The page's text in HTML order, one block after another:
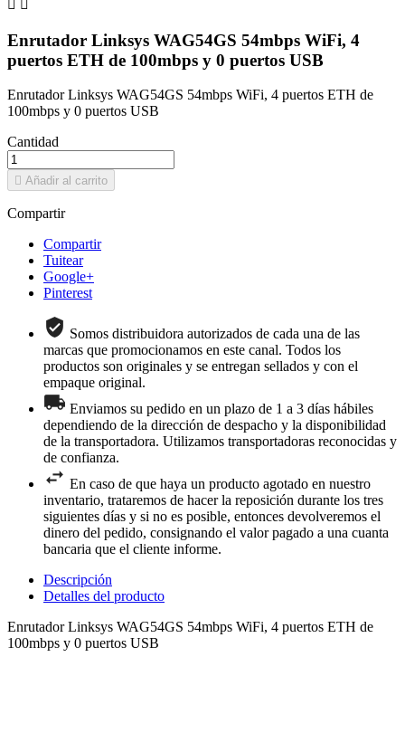
Enrutador Linksys WAG54GS 54mbps WiFi, 4
puertos ETH de 100mbps y 0 puertos USB
Enrutador Linksys WAG54GS 54mbps WiFi, 4 puertos ETH de
100mbps y 0 puertos USB
Cantidad
 Añadir al carrito
Compartir
Compartir
Tuitear
Google+
Pinterest
Somos distribuidora autorizados de cada una de las
marcas que promocionamos en este canal. Todos los
productos son originales y se entregan sellados y con el
empaque original.
Enviamos su pedido en un plazo de 1 a 3 días hábiles
dependiendo de la dirección de despacho y la disponibilidad
de la transportadora. Utilizamos transportadoras reconocidas y
de confianza.
En caso de que haya un producto agotado en nuestro
inventario, trataremos de hacer la reposición durante los tres
siguientes días y si no es posible, entonces devolveremos el
dinero del pedido, consignando el valor pagado a una cuanta
bancaria que el cliente informe.
Descripción
Detalles del producto
Enrutador Linksys WAG54GS 54mbps WiFi, 4 puertos ETH de
100mbps y 0 puertos USB